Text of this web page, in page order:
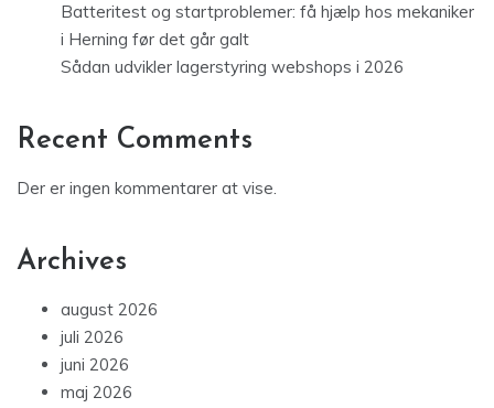
Batteritest og startproblemer: få hjælp hos mekaniker
i Herning før det går galt
Sådan udvikler lagerstyring webshops i 2026
Recent Comments
Der er ingen kommentarer at vise.
Archives
august 2026
juli 2026
juni 2026
maj 2026